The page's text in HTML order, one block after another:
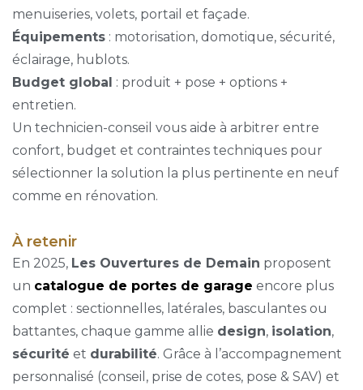
menuiseries, volets, portail et façade.
Équipements : motorisation, domotique, sécurité,
éclairage, hublots.
Budget global : produit + pose + options +
entretien.
Un technicien-conseil vous aide à arbitrer entre
confort, budget et contraintes techniques pour
sélectionner la solution la plus pertinente en neuf
comme en rénovation.
À retenir
En 2025, Les Ouvertures de Demain proposent
un catalogue de portes de garage encore plus
complet : sectionnelles, latérales, basculantes ou
battantes, chaque gamme allie design, isolation,
sécurité et durabilité. Grâce à l’accompagnement
personnalisé (conseil, prise de cotes, pose & SAV) et